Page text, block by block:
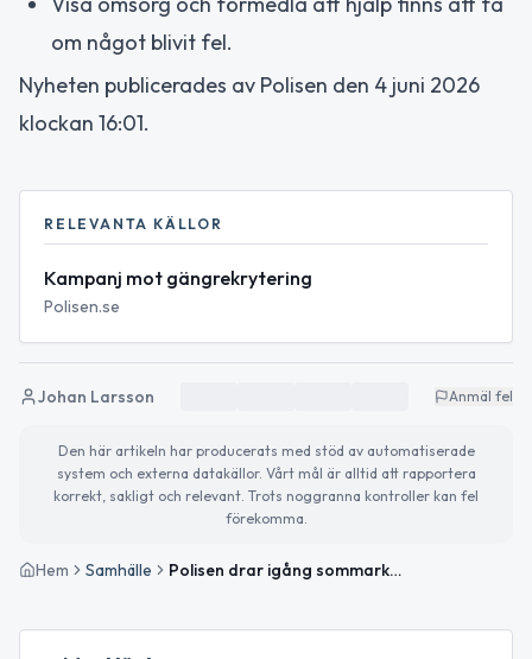
om något blivit fel.
Nyheten publicerades av Polisen den 4 juni 2026
klockan 16:01.
RELEVANTA KÄLLOR
Kampanj mot gängrekrytering
Polisen.se
Johan Larsson Anmäl fel
Den här artikeln har producerats med stöd av automatiserade
system och externa datakällor. Vårt mål är alltid att rapportera
korrekt, sakligt och relevant. Trots noggranna kontroller kan fel
förekomma.
Hem Samhälle Polisen drar igång sommarkampanj mot gängrekrytering